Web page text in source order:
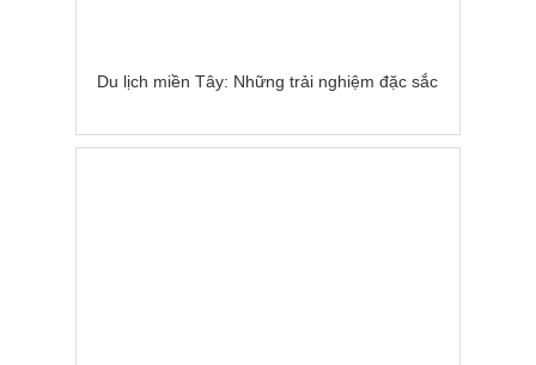
Du lịch miền Tây: Những trải nghiệm đặc sắc